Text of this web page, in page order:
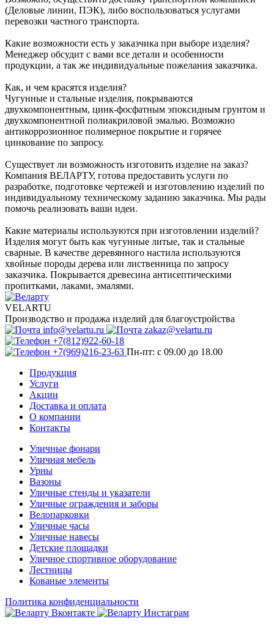
(Деловые линии, ПЭК), либо воспользоваться услугами
перевозки частного транспорта.
Какие возможности есть у заказчика при выборе изделия?
Менеджер обсудит с вами все детали и особенности
продукции, а так же индивидуальные пожелания заказчика.
Как, и чем красятся изделия?
Чугунные и стальные изделия, покрываются
двухкомпонентным, цинк-фосфатным эпоксидным грунтом и
двухкомпонентной полиакриловой эмалью. Возможно
антикоррозионное полимерное покрытие и горячее
цинкование по запросу.
Существует ли возможность изготовить изделие на заказ?
Компания ВЕЛАРТУ, готова предоставить услуги по
разработке, подготовке чертежей и изготовлению изделий по
индивидуальному техническому заданию заказчика. Мы рады
помочь реализовать ваши идеи.
Какие материалы используются при изготовлении изделий?
Изделия могут быть как чугунные литые, так и стальные
сварные. В качестве деревянного настила используются
хвойные породы дерева или лиственница по запросу
заказчика. Покрывается древесина антисептическими
пропитками, лаками, эмалями.
VELARTU
Производство и продажа изделий для благоустройства
info@velartu.ru
zakaz@velartu.ru
+7(812)922-60-18
+7(969)216-23-63 Пн-пт: с 09.00 до 18.00
Продукция
Услуги
Акции
Доставка и оплата
О компании
Контакты
Уличные фонари
Уличная мебель
Урны
Вазоны
Уличные стенды и указатели
Уличные ограждения и заборы
Велопарковки
Уличные часы
Уличные навесы
Детские площадки
Уличное спортивное оборудование
Лестницы
Кованые элементы
Политика конфиденциальности